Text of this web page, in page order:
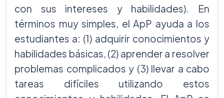
con sus intereses y habilidades). En
términos muy simples, el ApP ayuda a los
estudiantes a: (1) adquirir conocimientos y
habilidades básicas, (2) aprender a resolver
problemas complicados y (3) llevar a cabo
tareas difíciles utilizando estos